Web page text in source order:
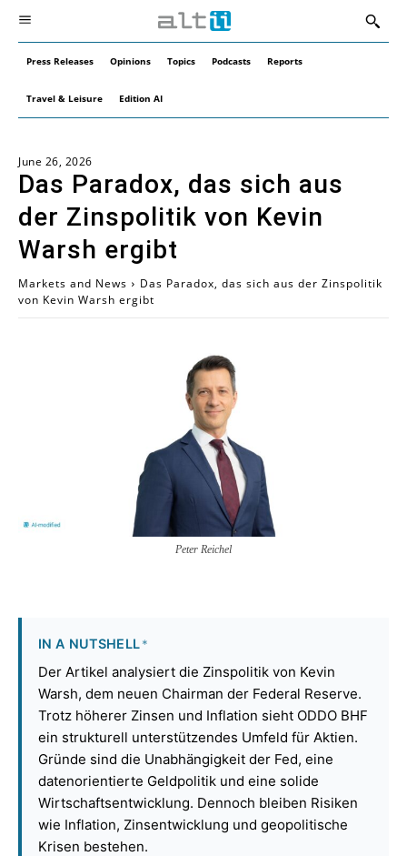
Press Releases Opinions Topics Podcasts Reports
Travel & Leisure Edition AI
June 26, 2026
Das Paradox, das sich aus
der Zinspolitik von Kevin
Warsh ergibt
Markets and News
Das Paradox, das sich aus der Zinspolitik
von Kevin Warsh ergibt
Peter Reichel
IN A NUTSHELL*
Der Artikel analysiert die Zinspolitik von Kevin
Warsh, dem neuen Chairman der Federal Reserve.
Trotz höherer Zinsen und Inflation sieht ODDO BHF
ein strukturell unterstützendes Umfeld für Aktien.
Gründe sind die Unabhängigkeit der Fed, eine
datenorientierte Geldpolitik und eine solide
Wirtschaftsentwicklung. Dennoch bleiben Risiken
wie Inflation, Zinsentwicklung und geopolitische
Krisen bestehen.